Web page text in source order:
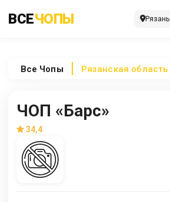
ВСЕЧОПЫ Рязань
Все Чопы Рязанская область
ЧОП «Барс»
34,4